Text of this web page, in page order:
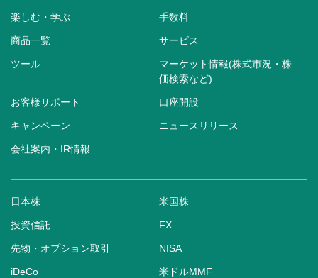
楽しむ・学ぶ 手数料
商品一覧 サービス
ツール
マーケット情報(株式市況・株
価検索など)
お客様サポート 口座開設
キャンペーン ニュースリリース
会社案内・IR情報
日本株 米国株
投資信託 FX
先物・オプション取引 NISA
iDeCo 米ドルMMF